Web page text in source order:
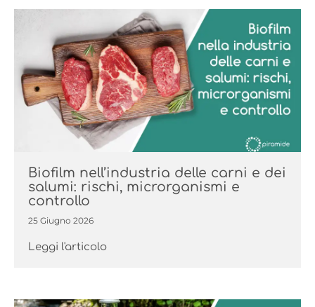
Biofilm nell’industria delle carni e dei
salumi: rischi, microrganismi e
controllo
25 Giugno 2026
Leggi l'articolo